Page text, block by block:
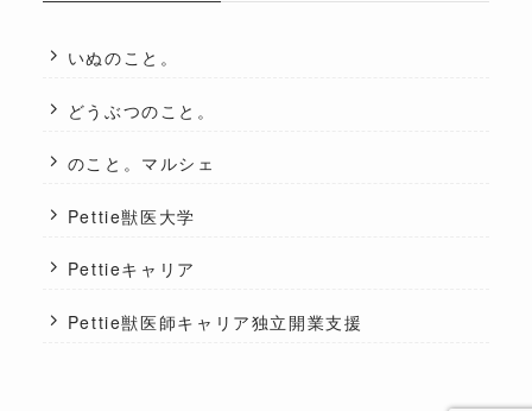
いぬのこと。
どうぶつのこと。
のこと。マルシェ
Pettie獣医大学
Pettieキャリア
Pettie獣医師キャリア独立開業支援